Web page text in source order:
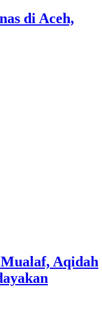
di Aceh,
Aqidah